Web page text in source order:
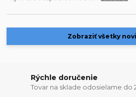
Zobraziť všetky
Rýchle doručenie
Tovar na sklade odosielame do